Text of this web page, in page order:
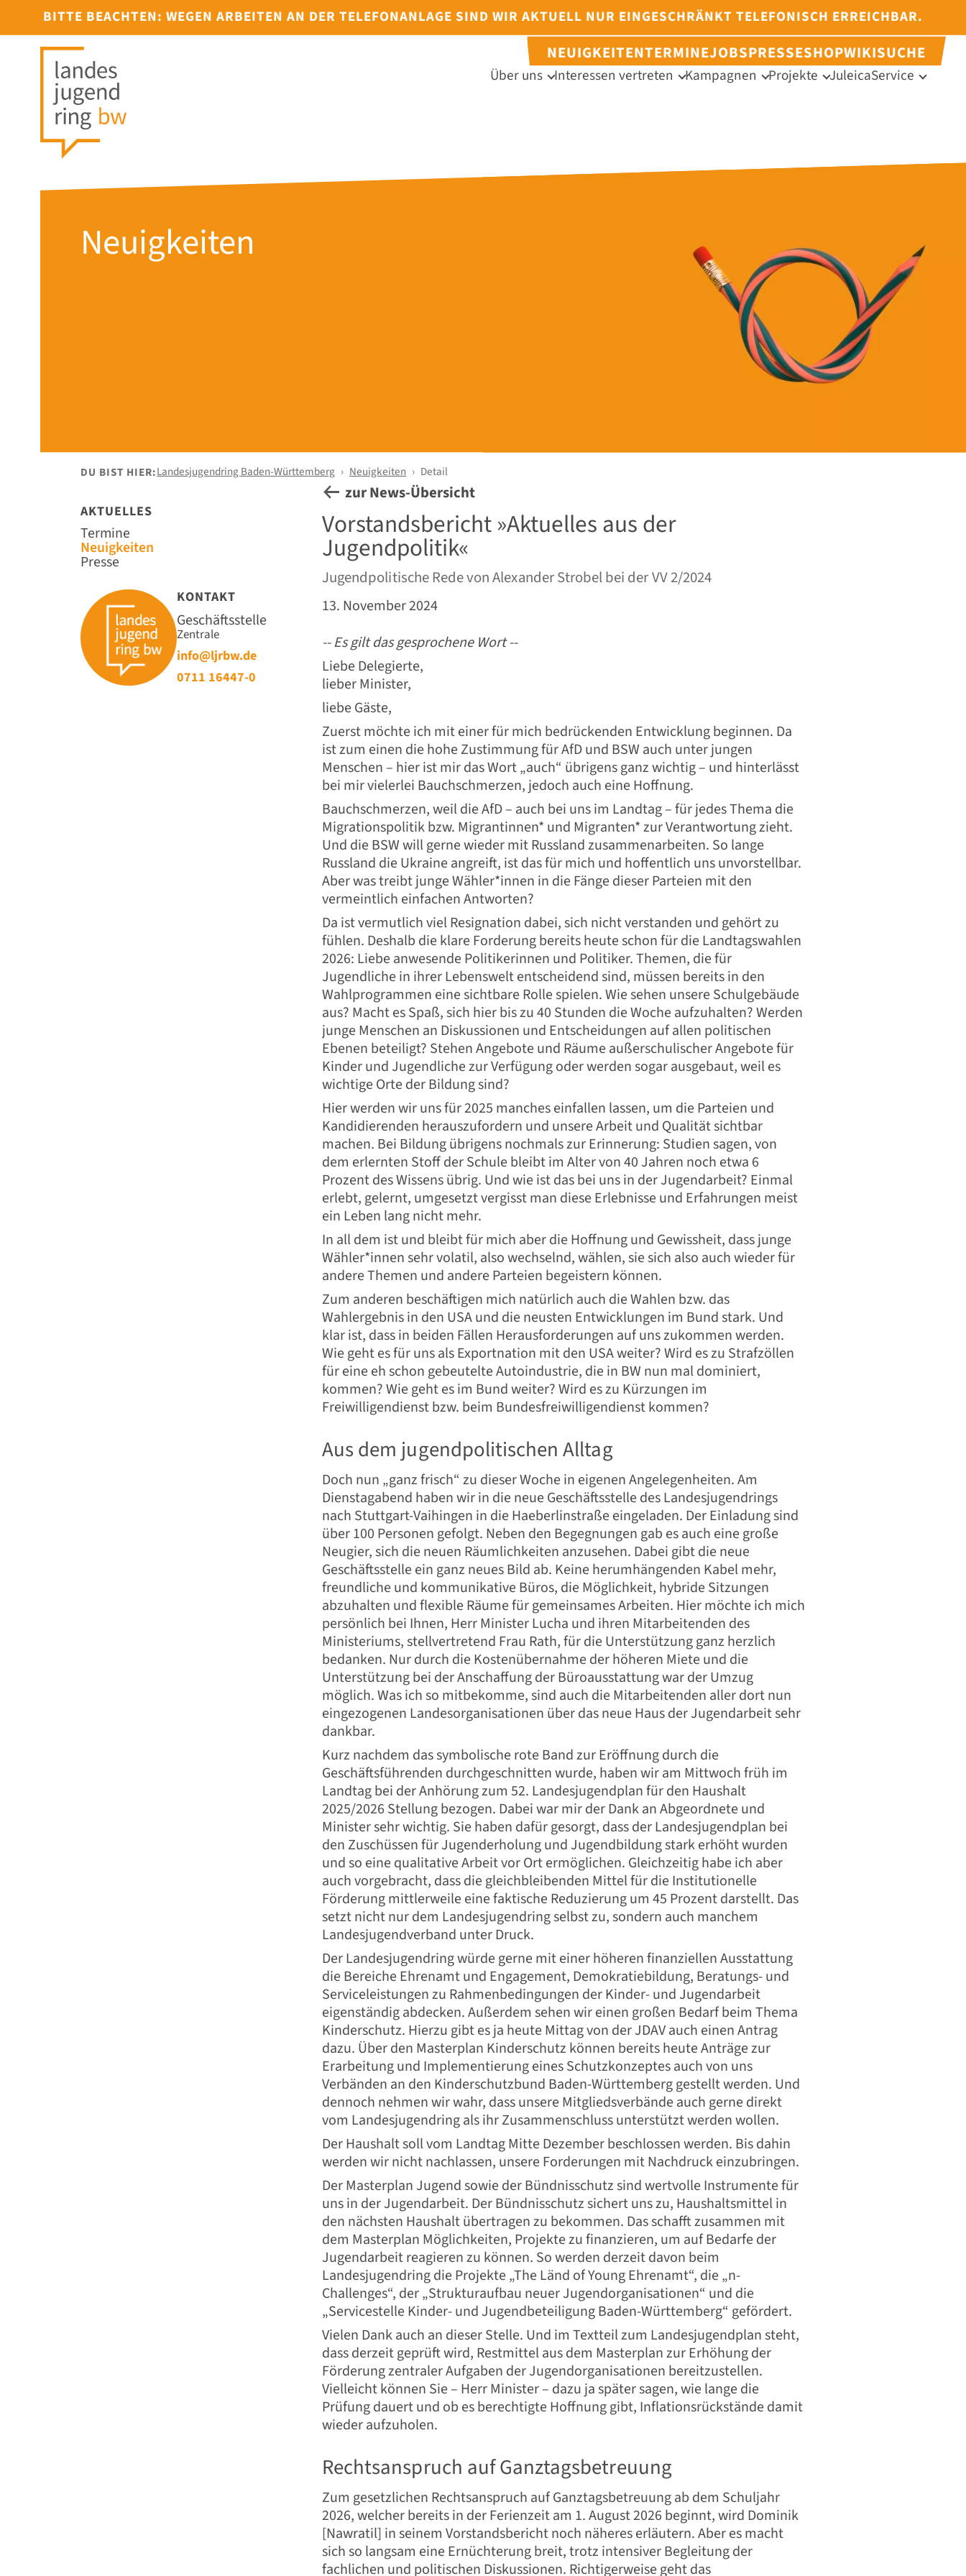
BITTE BEACHTEN: WEGEN ARBEITEN AN DER TELEFONANLAGE SIND WIR AKTUELL NUR EINGESCHRÄNKT TELEFONISCH ERREICHBAR.
NEUIGKEITENTERMINEJOBSPRESSESHOPWIKISUCHE
Über uns Interessen vertreten Kampagnen Projekte JuleicaService
Neuigkeiten
DU BIST HIER:Landesjugendring Baden-Württemberg Neuigkeiten Detail
AKTUELLES
Navigation
überspringen
Termine
Neuigkeiten
Presse
KONTAKT
Geschäftsstelle
Zentrale
info@ljrbw.de
0711 16447-0
Vorstandsbericht »Aktuelles aus der
Jugendpolitik«
Jugendpolitische Rede von Alexander Strobel bei der VV 2/2024
13. November 2024
-- Es gilt das gesprochene Wort --
Liebe Delegierte,
lieber Minister,
liebe Gäste,
Zuerst möchte ich mit einer für mich bedrückenden Entwicklung beginnen. Da
ist zum einen die hohe Zustimmung für AfD und BSW auch unter jungen
Menschen – hier ist mir das Wort „auch“ übrigens ganz wichtig – und hinterlässt
bei mir vielerlei Bauchschmerzen, jedoch auch eine Hoffnung.
Bauchschmerzen, weil die AfD – auch bei uns im Landtag – für jedes Thema die
Migrationspolitik bzw. Migrantinnen* und Migranten* zur Verantwortung zieht.
Und die BSW will gerne wieder mit Russland zusammenarbeiten. So lange
Russland die Ukraine angreift, ist das für mich und hoffentlich uns unvorstellbar.
Aber was treibt junge Wähler*innen in die Fänge dieser Parteien mit den
vermeintlich einfachen Antworten?
Da ist vermutlich viel Resignation dabei, sich nicht verstanden und gehört zu
fühlen. Deshalb die klare Forderung bereits heute schon für die Landtagswahlen
2026: Liebe anwesende Politikerinnen und Politiker. Themen, die für
Jugendliche in ihrer Lebenswelt entscheidend sind, müssen bereits in den
Wahlprogrammen eine sichtbare Rolle spielen. Wie sehen unsere Schulgebäude
aus? Macht es Spaß, sich hier bis zu 40 Stunden die Woche aufzuhalten? Werden
junge Menschen an Diskussionen und Entscheidungen auf allen politischen
Ebenen beteiligt? Stehen Angebote und Räume außerschulischer Angebote für
Kinder und Jugendliche zur Verfügung oder werden sogar ausgebaut, weil es
wichtige Orte der Bildung sind?
Hier werden wir uns für 2025 manches einfallen lassen, um die Parteien und
Kandidierenden herauszufordern und unsere Arbeit und Qualität sichtbar
machen. Bei Bildung übrigens nochmals zur Erinnerung: Studien sagen, von
dem erlernten Stoff der Schule bleibt im Alter von 40 Jahren noch etwa 6
Prozent des Wissens übrig. Und wie ist das bei uns in der Jugendarbeit? Einmal
erlebt, gelernt, umgesetzt vergisst man diese Erlebnisse und Erfahrungen meist
ein Leben lang nicht mehr.
In all dem ist und bleibt für mich aber die Hoffnung und Gewissheit, dass junge
Wähler*innen sehr volatil, also wechselnd, wählen, sie sich also auch wieder für
andere Themen und andere Parteien begeistern können.
Zum anderen beschäftigen mich natürlich auch die Wahlen bzw. das
Wahlergebnis in den USA und die neusten Entwicklungen im Bund stark. Und
klar ist, dass in beiden Fällen Herausforderungen auf uns zukommen werden.
Wie geht es für uns als Exportnation mit den USA weiter? Wird es zu Strafzöllen
für eine eh schon gebeutelte Autoindustrie, die in BW nun mal dominiert,
kommen? Wie geht es im Bund weiter? Wird es zu Kürzungen im
Freiwilligendienst bzw. beim Bundesfreiwilligendienst kommen?
Aus dem jugendpolitischen Alltag
Doch nun „ganz frisch“ zu dieser Woche in eigenen Angelegenheiten. Am
Dienstagabend haben wir in die neue Geschäftsstelle des Landesjugendrings
nach Stuttgart-Vaihingen in die Haeberlinstraße eingeladen. Der Einladung sind
über 100 Personen gefolgt. Neben den Begegnungen gab es auch eine große
Neugier, sich die neuen Räumlichkeiten anzusehen. Dabei gibt die neue
Geschäftsstelle ein ganz neues Bild ab. Keine herumhängenden Kabel mehr,
freundliche und kommunikative Büros, die Möglichkeit, hybride Sitzungen
abzuhalten und flexible Räume für gemeinsames Arbeiten. Hier möchte ich mich
persönlich bei Ihnen, Herr Minister Lucha und ihren Mitarbeitenden des
Ministeriums, stellvertretend Frau Rath, für die Unterstützung ganz herzlich
bedanken. Nur durch die Kostenübernahme der höheren Miete und die
Unterstützung bei der Anschaffung der Büroausstattung war der Umzug
möglich. Was ich so mitbekomme, sind auch die Mitarbeitenden aller dort nun
eingezogenen Landesorganisationen über das neue Haus der Jugendarbeit sehr
dankbar.
Kurz nachdem das symbolische rote Band zur Eröffnung durch die
Geschäftsführenden durchgeschnitten wurde, haben wir am Mittwoch früh im
Landtag bei der Anhörung zum 52. Landesjugendplan für den Haushalt
2025/2026 Stellung bezogen. Dabei war mir der Dank an Abgeordnete und
Minister sehr wichtig. Sie haben dafür gesorgt, dass der Landesjugendplan bei
den Zuschüssen für Jugenderholung und Jugendbildung stark erhöht wurden
und so eine qualitative Arbeit vor Ort ermöglichen. Gleichzeitig habe ich aber
auch vorgebracht, dass die gleichbleibenden Mittel für die Institutionelle
Förderung mittlerweile eine faktische Reduzierung um 45 Prozent darstellt. Das
setzt nicht nur dem Landesjugendring selbst zu, sondern auch manchem
Landesjugendverband unter Druck.
Der Landesjugendring würde gerne mit einer höheren finanziellen Ausstattung
die Bereiche Ehrenamt und Engagement, Demokratiebildung, Beratungs- und
Serviceleistungen zu Rahmenbedingungen der Kinder- und Jugendarbeit
eigenständig abdecken. Außerdem sehen wir einen großen Bedarf beim Thema
Kinderschutz. Hierzu gibt es ja heute Mittag von der JDAV auch einen Antrag
dazu. Über den Masterplan Kinderschutz können bereits heute Anträge zur
Erarbeitung und Implementierung eines Schutzkonzeptes auch von uns
Verbänden an den Kinderschutzbund Baden-Württemberg gestellt werden. Und
dennoch nehmen wir wahr, dass unsere Mitgliedsverbände auch gerne direkt
vom Landesjugendring als ihr Zusammenschluss unterstützt werden wollen.
Der Haushalt soll vom Landtag Mitte Dezember beschlossen werden. Bis dahin
werden wir nicht nachlassen, unsere Forderungen mit Nachdruck einzubringen.
Der Masterplan Jugend sowie der Bündnisschutz sind wertvolle Instrumente für
uns in der Jugendarbeit. Der Bündnisschutz sichert uns zu, Haushaltsmittel in
den nächsten Haushalt übertragen zu bekommen. Das schafft zusammen mit
dem Masterplan Möglichkeiten, Projekte zu finanzieren, um auf Bedarfe der
Jugendarbeit reagieren zu können. So werden derzeit davon beim
Landesjugendring die Projekte „The Länd of Young Ehrenamt“, die „n-
Challenges“, der „Strukturaufbau neuer Jugendorganisationen“ und die
„Servicestelle Kinder- und Jugendbeteiligung Baden-Württemberg“ gefördert.
Vielen Dank auch an dieser Stelle. Und im Textteil zum Landesjugendplan steht,
dass derzeit geprüft wird, Restmittel aus dem Masterplan zur Erhöhung der
Förderung zentraler Aufgaben der Jugendorganisationen bereitzustellen.
Vielleicht können Sie – Herr Minister – dazu ja später sagen, wie lange die
Prüfung dauert und ob es berechtigte Hoffnung gibt, Inflationsrückstände damit
wieder aufzuholen.
Rechtsanspruch auf Ganztagsbetreuung
Zum gesetzlichen Rechtsanspruch auf Ganztagsbetreuung ab dem Schuljahr
2026, welcher bereits in der Ferienzeit am 1. August 2026 beginnt, wird Dominik
[Nawratil] in seinem Vorstandsbericht noch näheres erläutern. Aber es macht
sich so langsam eine Ernüchterung breit, trotz intensiver Begleitung der
fachlichen und politischen Diskussionen. Richtigerweise geht das
zur News-Übersicht